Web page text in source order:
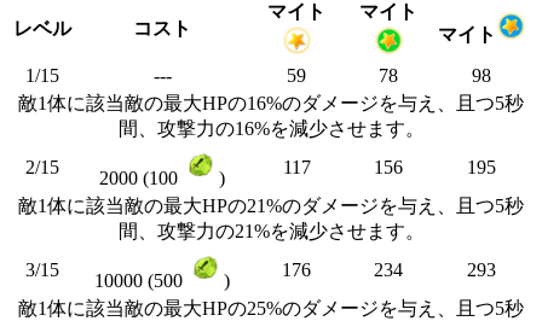
レベル コスト
マイト
マイト
マイト
1/15
--- 59 78
98
敵1体に該当敵の最大HPの16%のダメージを与え、且つ5秒
間、攻撃力の16%を減少させます。
2/15
2000 (100 )
117 156
195
敵1体に該当敵の最大HPの21%のダメージを与え、且つ5秒
間、攻撃力の21%を減少させます。
3/15
10000 (500 )
176 234
293
敵1体に該当敵の最大HPの25%のダメージを与え、且つ5秒